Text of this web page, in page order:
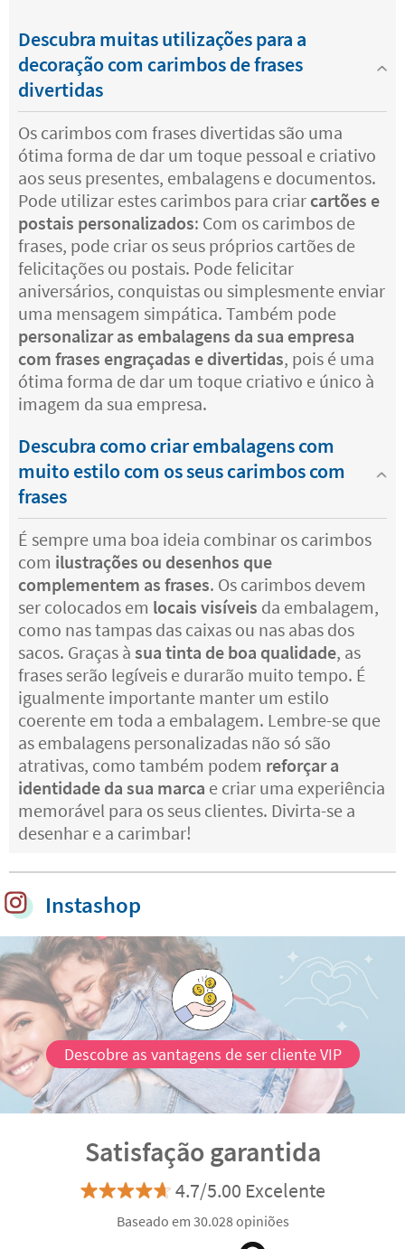
Descubra muitas utilizações para a
decoração com carimbos de frases
divertidas
Os carimbos com frases divertidas são uma
ótima forma de dar um toque pessoal e criativo
aos seus presentes, embalagens e documentos.
Pode utilizar estes carimbos para criar cartões e
postais personalizados: Com os carimbos de
frases, pode criar os seus próprios cartões de
felicitações ou postais. Pode felicitar
aniversários, conquistas ou simplesmente enviar
uma mensagem simpática. Também pode
personalizar as embalagens da sua empresa
com frases engraçadas e divertidas, pois é uma
ótima forma de dar um toque criativo e único à
imagem da sua empresa.
Descubra como criar embalagens com
muito estilo com os seus carimbos com
frases
É sempre uma boa ideia combinar os carimbos
com ilustrações ou desenhos que
complementem as frases. Os carimbos devem
ser colocados em locais visíveis da embalagem,
como nas tampas das caixas ou nas abas dos
sacos. Graças à sua tinta de boa qualidade, as
frases serão legíveis e durarão muito tempo. É
igualmente importante manter um estilo
coerente em toda a embalagem. Lembre-se que
as embalagens personalizadas não só são
atrativas, como também podem reforçar a
identidade da sua marca e criar uma experiência
memorável para os seus clientes. Divirta-se a
desenhar e a carimbar!
Instashop
Descobre as vantagens de ser cliente VIP
Satisfação garantida
4.7/5.00 Excelente
Baseado em 30.028 opiniões